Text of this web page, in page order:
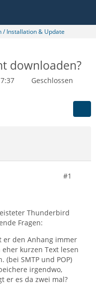
/ Installation & Update
downloaden?
Geschlossen
#1
Thunderbird
Fragen:
er den Anhang immer
kurzen Text lesen
SMTP und POP)
irgendwo,
er es da zwei mal?